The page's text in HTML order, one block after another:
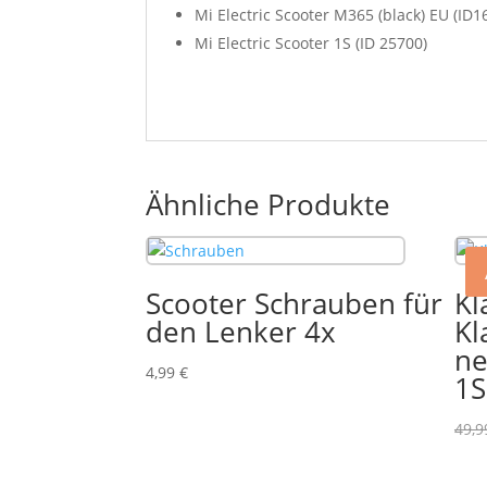
Mi Electric Scooter M365 (black) EU
Mi Electric Scooter 1S (ID 25700)
Ähnliche Produkte
Scooter Schrauben für
den Lenker 4x
4,99€ 1S